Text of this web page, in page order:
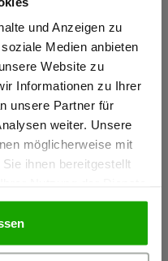
und Anzeigen zu
Medien anbieten
Website zu
Informationen zu Ihrer
unsere Partner für
weiter. Unsere
möglicherweise mit
ihnen bereitgestellt
3:2024
Gewebe für
für perfekten
verhindert das
bin. Alle